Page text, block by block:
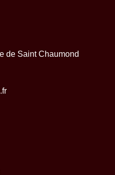
de Saint Chaumond